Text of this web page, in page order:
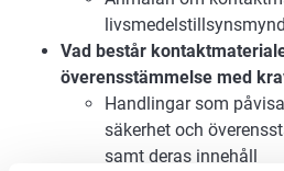
Vad består
överensstämmelse med
Handlingar som
säkerhet och
samt deras innehåll